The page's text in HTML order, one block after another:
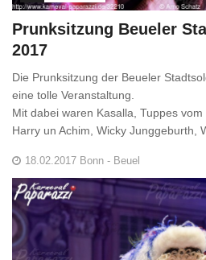
Prunksitzung Beueler
2017
Die Prunksitzung der Beueler
eine tolle Veranstaltung.
Mit dabei waren Kasalla, Tuppes
Harry un Achim, Wicky Junggeburth,
18.02.2017 Bonn - Beuel